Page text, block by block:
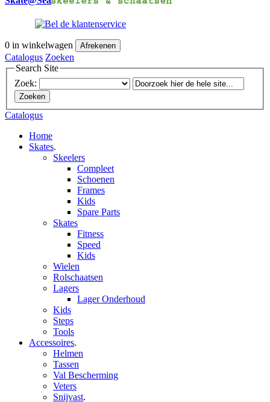
0 in winkelwagen Afrekenen
Catalogus Zoeken
Search Site
Zoek:
Zoeken
Catalogus
Home
Skates.
Skeelers
Compleet
Schoenen
Frames
Kids
Spare Parts
Skates
Fitness
Speed
Kids
Wielen
Rolschaatsen
Lagers
Lager Onderhoud
Kids
Steps
Tools
Accessoires.
Helmen
Tassen
Val Bescherming
Veters
Snijvast.